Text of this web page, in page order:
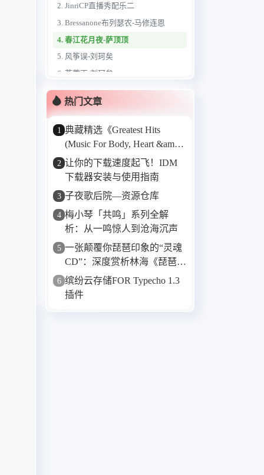
2. JinriCP直播秀配乐二
3. Bressanone布列瑟农-马修连恩
4. 春江花月夜-萨顶顶
5. 风筝误-刘珂矣
6. 芙蓉雨-刘珂矣
7. 花又开-刘珂矣
8. 倩女幽魂-梅小琴
9. 顺流逆流-梅小琴
10. 贝加尔湖畔-梅小琴
11. should it matter
12. 悟空-萨顶顶
13. 左手指月-萨顶顶
14. 想念你-谭艳
15. 小小-谭艳
16. 需要人陪-谭艳
17. 青海湖-黛青塔娜
18. 寂寞的天空-黛青塔娜
19. 伤了心的女人怎么了-谭艳
热门文章
1 典藏精选《Greatest Hits
(Music For Body, Heart &amp;
Soul)》——Karunesh的音乐
“金三角”
2 让你的下载速度起飞！IDM
下载器安装与使用指南
3 子夜歌后院—资源仓库
4 梅小琴「共鸣」系列全解
析：从一鸣惊人到沧海沉声
5 一张颠覆你琵琶印象的“灵魂
CD”：深度赏析林海《琵琶
相》
6 缤纷云存储FOR Typecho 1.3
插件